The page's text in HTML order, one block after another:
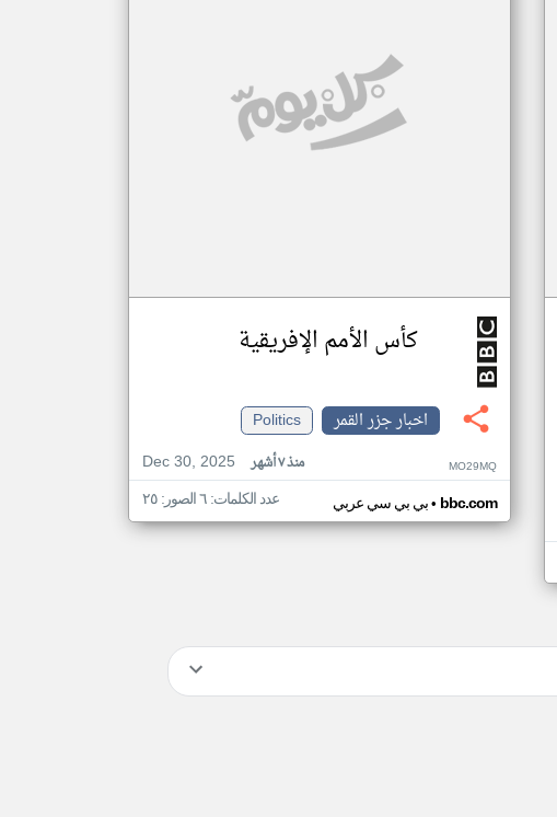
كأس الأمم الإفريقية
اخبار جزر القمر
Politics
Dec 30, 2025
منذ ٧ أشهر MO29MQ
بي بي سي عربي• bbc.com عدد الكلمات: ٦ الصور: ٢٥